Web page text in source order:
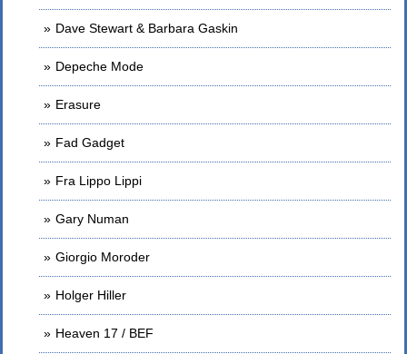
Dave Stewart & Barbara Gaskin
Depeche Mode
Erasure
Fad Gadget
Fra Lippo Lippi
Gary Numan
Giorgio Moroder
Holger Hiller
Heaven 17 / BEF